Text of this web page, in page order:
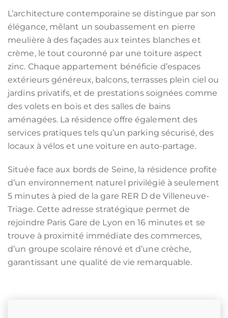
L’architecture contemporaine se distingue par son
élégance, mêlant un soubassement en pierre
meulière à des façades aux teintes blanches et
crème, le tout couronné par une toiture aspect
zinc. Chaque appartement bénéficie d’espaces
extérieurs généreux, balcons, terrasses plein ciel ou
jardins privatifs, et de prestations soignées comme
des volets en bois et des salles de bains
aménagées. La résidence offre également des
services pratiques tels qu’un parking sécurisé, des
locaux à vélos et une voiture en auto-partage.
Située face aux bords de Seine, la résidence profite
d’un environnement naturel privilégié à seulement
5 minutes à pied de la gare RER D de Villeneuve-
Triage. Cette adresse stratégique permet de
rejoindre Paris Gare de Lyon en 16 minutes et se
trouve à proximité immédiate des commerces,
d’un groupe scolaire rénové et d’une crèche,
garantissant une qualité de vie remarquable.